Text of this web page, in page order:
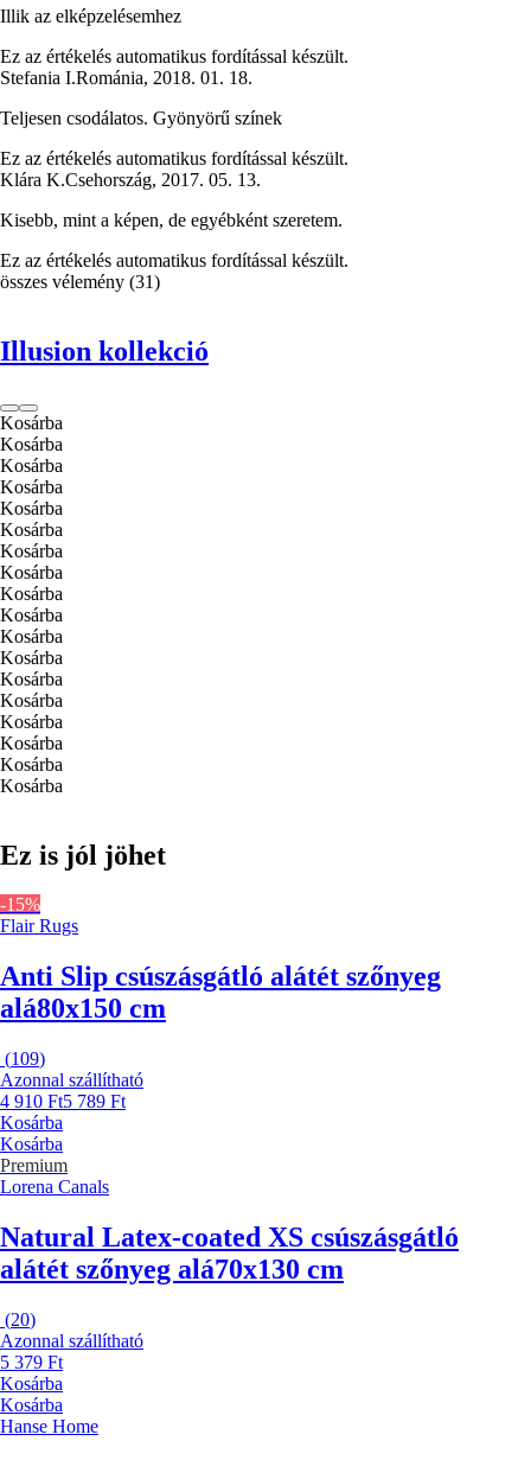
Illik az elképzelésemhez
Ez az értékelés automatikus fordítással készült.
Stefania I.Románia, 2018. 01. 18.
Teljesen csodálatos. Gyönyörű színek
Ez az értékelés automatikus fordítással készült.
Klára K.Csehország, 2017. 05. 13.
Kisebb, mint a képen, de egyébként szeretem.
Ez az értékelés automatikus fordítással készült.
összes vélemény (31)
Illusion kollekció
Kosárba
Kosárba
Kosárba
Kosárba
Kosárba
Kosárba
Kosárba
Kosárba
Kosárba
Kosárba
Kosárba
Kosárba
Kosárba
Kosárba
Kosárba
Kosárba
Kosárba
Kosárba
Ez is jól jöhet
-15%
Flair Rugs
Anti Slip csúszásgátló alátét szőnyeg
alá80x150 cm
(109)
Azonnal szállítható
4 910 Ft5 789 Ft
Kosárba
Kosárba
Premium
Lorena Canals
Natural Latex-coated XS csúszásgátló
alátét szőnyeg alá70x130 cm
(20)
Azonnal szállítható
5 379 Ft
Kosárba
Kosárba
Hanse Home